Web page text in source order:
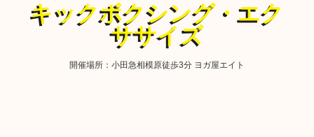
キックボクシング・エク
ササイズ
開催場所：小田急相模原徒歩3分 ヨガ屋エイト